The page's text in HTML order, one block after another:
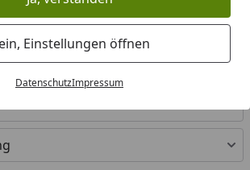
Einstellungen öffnen
DatenschutzImpressum